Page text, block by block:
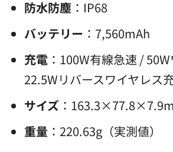
防水防塵 ：IP68
バッテリー ：7,560mAh
充電 ：100W有線急速 /
22.5Wリバースワイヤレス
サイズ ：
重量 ：220.63g（実測値）